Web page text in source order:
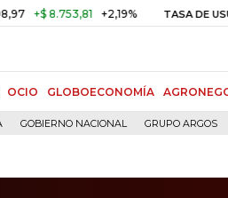
+2,19% TASA DE USURA
OCIO GLOBOECONOMÍA
GOBIERNO NACIONAL GRUPO ARGOS